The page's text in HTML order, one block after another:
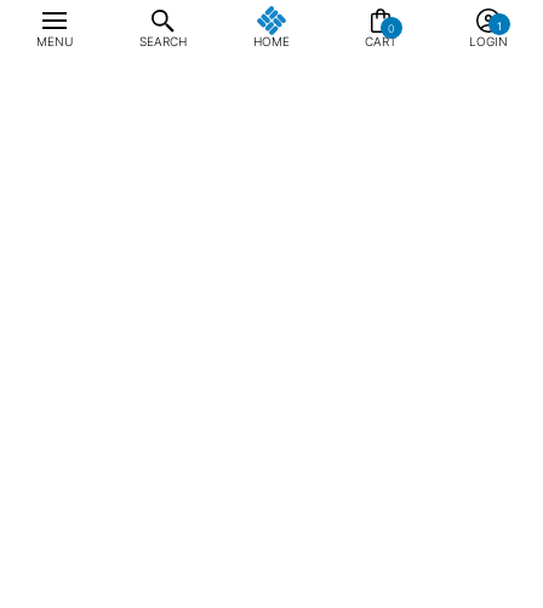
MENU SEARCH HOME
0
CART LOGIN